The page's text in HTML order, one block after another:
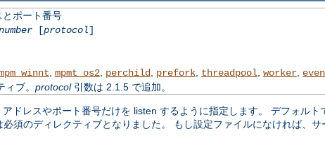
ポート番号
[protocol]
mpmt_os2, perchild, prefork, threadpool worker,
ブ。 protocol引数は 2.1.5 で追加。
ドレスやポート番号だけを listen するように指定します。 デフォル
須のディレクティブとなりました。 もし設定ファイルになければ、